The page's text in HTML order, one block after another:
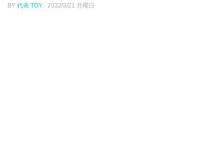
BY 代表 TOY · 2022/3/21 月曜日